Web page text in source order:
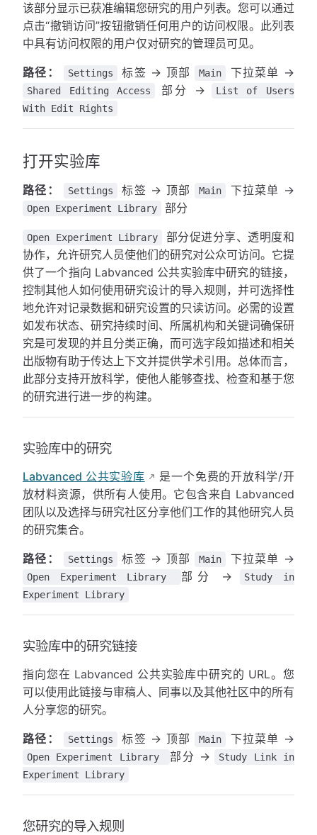
该部分显示已获准编辑您研究的用户列表。您可以通过
点击“撤销访问”按钮撤销任何用户的访问权限。此列表
中具有访问权限的用户仅对研究的管理员可见。
路径： Settings 标签 → 顶部 Main 下拉菜单 →
Shared Editing Access 部分 →
List of Users
With Edit Rights
打开实验库
路径： Settings 标签 → 顶部 Main 下拉菜单 →
Open Experiment Library 部分
Open Experiment Library
部分促进分享、透明度和
协作，允许研究人员使他们的研究对公众可访问。它提
供了一个指向 Labvanced 公共实验库中研究的链接，
控制其他人如何使用研究设计的导入规则，并可选择性
地允许对记录数据和研究设置的只读访问。必需的设置
如发布状态、研究持续时间、所属机构和关键词确保研
究是可发现的并且分类正确，而可选字段如描述和相关
出版物有助于传达上下文并提供学术引用。总体而言，
此部分支持开放科学，使他人能够查找、检查和基于您
的研究进行进一步的构建。
实验库中的研究
Labvanced 公共实验库
是一个免费的开放科学/开
放材料资源，供所有人使用。它包含来自 Labvanced
团队以及选择与研究社区分享他们工作的其他研究人员
的研究集合。
路径： Settings 标签 → 顶部 Main 下拉菜单 →
Open Experiment Library 部分 →
Study in
Experiment Library
实验库中的研究链接
指向您在 Labvanced 公共实验库中研究的 URL。您
可以使用此链接与审稿人、同事以及其他社区中的所有
人分享您的研究。
路径： Settings 标签 → 顶部 Main 下拉菜单 →
Open Experiment Library 部分 →
Study Link in
Experiment Library
您研究的导入规则